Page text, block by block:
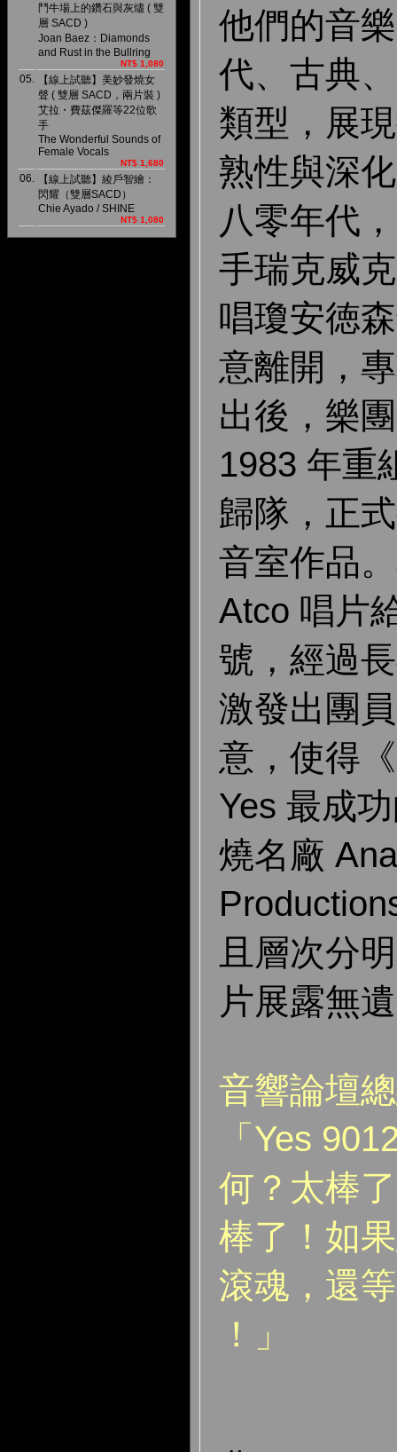
鬥牛場上的鑽石與灰燼 ( 雙
層 SACD )
Joan Baez：Diamonds
and Rust in the Bullring
NT$ 1,080
05.
【線上試聽】美妙發燒女
聲 ( 雙層 SACD，兩片裝 )
艾拉・費茲傑羅等22位歌
手
The Wonderful Sounds of
Female Vocals
NT$ 1,680
06.
【線上試聽】綾戶智繪：
閃耀（雙層SACD）
Chie Ayado / SHINE
NT$ 1,080
他們的音
代、古典
類型，展
熟性與深
八零年代
手瑞克威
唱瓊安徳
意離開，
出後，樂
1983 年重
歸隊，正
音室作品
Atco 唱片
號，經過
激發出團
意，使得
Yes 最成
燒名廠
且層次分
片展露無
音響論壇
「Yes
何？太棒
棒了！如
滾魂，還
！」